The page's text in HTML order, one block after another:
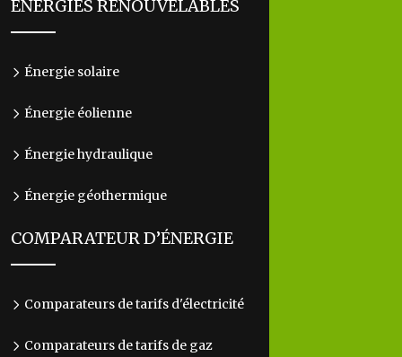
ENERGIES RENOUVELABLES
Énergie solaire
Énergie éolienne
Énergie hydraulique
Énergie géothermique
COMPARATEUR D’ÉNERGIE
Comparateurs de tarifs d'électricité
Comparateurs de tarifs de gaz